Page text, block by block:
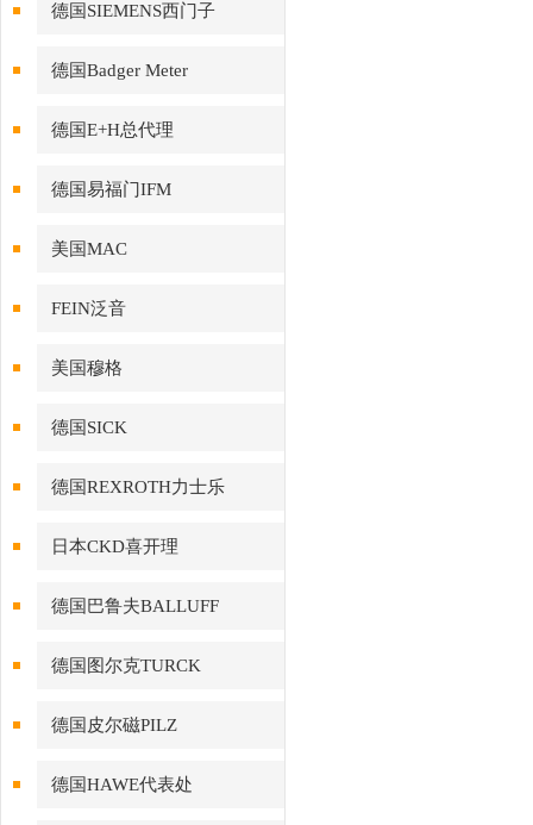
德国SIEMENS西门子
德国Badger Meter
德国E+H总代理
德国易福门IFM
美国MAC
FEIN泛音
美国穆格
德国SICK
德国REXROTH力士乐
日本CKD喜开理
德国巴鲁夫BALLUFF
德国图尔克TURCK
德国皮尔磁PILZ
德国HAWE代表处